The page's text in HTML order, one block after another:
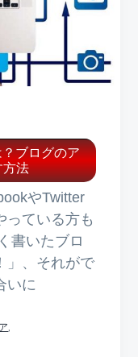
ブログのア
方法
やTwitter
っている方も
書いたブロ
」、それがで
いに